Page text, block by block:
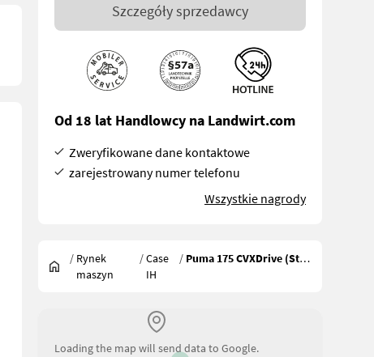
Szczegóły sprzedawcy
Od 18 lat Handlowcy na Landwirt.com
Zweryfikowane dane kontaktowe
zarejestrowany numer telefonu
Wszystkie nagrody
/ Rynek
maszyn
/Case
IH
/ Puma 175 CVXDrive (Stage V)
Loading the map will send data to Google.